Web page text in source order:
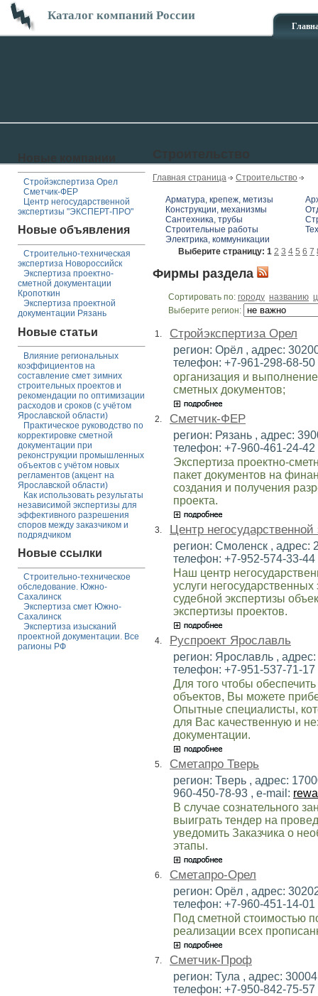
Каталог компаний России
Стройэкспертиза Орел
Сметчик-ФЕР
Центр негосударственной
экспертизы "ЭКСПЕРТ-ПРО"
Новые объявления
Строительно-техническая
экспертиза Новороссийск
Экспертиза проектно-
сметной документации
Кропоткин
Экспертиза проектной
документации Рязань
Новые статьи
Влияние региональных
коэффициентов на
составление смет зимних
строительных проектов и
рекомендации по оптимизации
расходов и сроков (с учётом
Ярославской области)
Практическое руководство по
корректировке сметной
документации при
реконструкции промышленных
объектов с учётом новых
регламентов (акцент на
Ярославской области)
Как использовать результаты
независимой экспертизы для
эффективного разрешения
споров между заказчиком и
подрядчиком
Новые ссылки
Строительно-техническое
обследование. Южно-
Сахалинск
Экспертиза смет Южно-
Сахалинск
Экспертиза изысканий
проектной документации. Все
рагионы РФ
Главная страница Строительство
Арматура, крепеж, метизы
Конструкции, механизмы
Сантехника, трубы
Строительные работы
Электрика, коммуникации
Выберите страницу: 1 2 3 4 5 6 7
Фирмы раздела
Сортировать по: городу названию
Выберите регион:
1. Стройэкспертиза Орел
регион: Орёл , адрес:
телефон: +7-961-298-68-
организация и
сметных документов;
2. Сметчик-ФЕР
регион: Рязань , адрес:
телефон: +7-960-461-24-
Экспертиза проектно-
пакет документов на
создания и получения
проекта.
3. Центр
регион: Смоленск , адрес:
телефон: +7-952-574-33-
Наш центр
услуги
судебной экспертизы
экспертизы проектов.
4. Руспроект Ярославль
регион: Ярославль ,
телефон: +7-951-537-71-
Для того чтобы
объектов, Вы можете
Опытные специалисты,
для Вас качественную и
документации.
5. Сметапро Тверь
регион: Тверь , адрес:
960-450-78-93 , e-mail:
В случае сознательного
выиграть тендер на
уведомить Заказчика о
этапы.
6. Сметапро-Орел
регион: Орёл , адрес:
телефон: +7-960-451-14-
Под сметной стоимостью
реализации всех
7. Сметчик-Проф
регион: Тула , адрес:
телефон: +7-950-842-75-